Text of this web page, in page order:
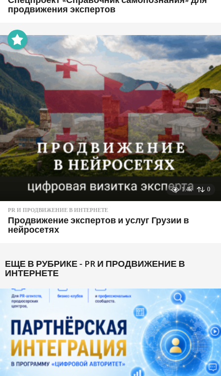
продвижения экспертов
1.4k 0
PR И ПРОДВИЖЕНИЕ В ИНТЕРНЕТЕ
Продвижение экспертов и услуг Грузии в
нейросетях
ЕЩЕ В РУБРИКЕ - PR И ПРОДВИЖЕНИЕ В
ИНТЕРНЕТЕ